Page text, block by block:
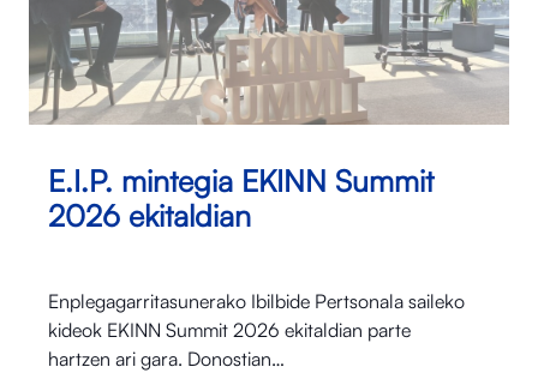
E.I.P. mintegia EKINN Summit
2026 ekitaldian
Enplegagarritasunerako Ibilbide Pertsonala saileko
kideok EKINN Summit 2026 ekitaldian parte
hartzen ari gara. Donostian…